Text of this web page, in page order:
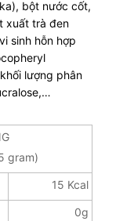
bột nước cốt,
xuất trà đen
sinh hỗn hợp
lượng phân
gram)
15 Kcal
0g